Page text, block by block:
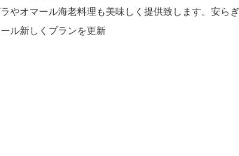
やオマール海老料理も美味しく提供致します。安ら
ル新しくプランを更新